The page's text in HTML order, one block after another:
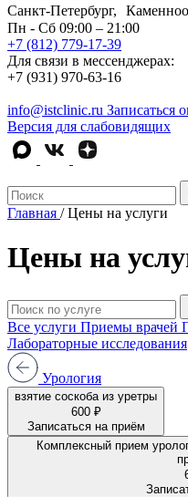
Санкт-Петербург,
Пн - Сб 09:00 – 21:00
+7 (812) 779-17-39
Для связи в мессенджерах:
+7 (931) 970-63-16
info@istclinic.ru Записаться
Версия для слабовидящих
Главная / Цены на услуги
Цены на
Все услуги Приемы врачей
Лабораторные исследования
Урология
взятие соскоба из уретры
600 ₽
Записаться на приём
Комплексный прием